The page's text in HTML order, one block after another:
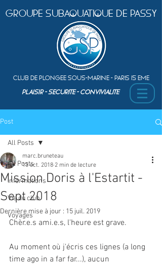
Groupe Subaquatique de Passy
Club de plongEe sous-marine - Paris 15 Eme
PLAISIR - SEcurite - ConvivialitE
Post
All Posts
Informations
Vie du club
Voyages
All Posts
Mission Doris à l'Estartit -
Sept 2018
marc.bruneteau
13 oct. 2018 2 min de lecture
Dernière mise à jour : 15 juil. 2019
Chèr.e.s ami.e.s, l'heure est grave.
Au moment où j'écris ces lignes (a long
time ago in a far far...), aucun